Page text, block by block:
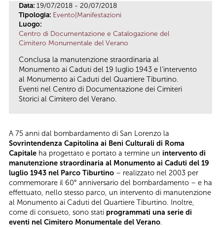
Data: 19/07/2018 - 20/07/2018
Tipologia: Evento|Manifestazioni
Luogo:
Centro di Documentazione e Catalogazione del
Cimitero Monumentale del Verano
Conclusa la manutenzione straordinaria al
Monumento ai Caduti del 19 luglio 1943 e l’intervento
al Monumento ai Caduti del Quartiere Tiburtino.
Eventi nel Centro di Documentazione dei Cimiteri
Storici al Cimitero del Verano.
A 75 anni dal bombardamento di San Lorenzo la
Sovrintendenza Capitolina ai Beni Culturali di Roma
Capitale ha progettato e portato a termine un intervento di
manutenzione straordinaria al Monumento ai Caduti del 19
luglio 1943 nel Parco Tiburtino – realizzato nel 2003 per
commemorare il 60° anniversario del bombardamento – e ha
effettuato, nello stesso parco, un intervento di manutenzione
al Monumento ai Caduti del Quartiere Tiburtino. Inoltre,
come di consueto, sono stati programmati una serie di
eventi nel Cimitero Monumentale del Verano.